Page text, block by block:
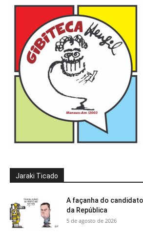
Jaraki Ticado
A façanha do
da República
5 de agosto de 2026